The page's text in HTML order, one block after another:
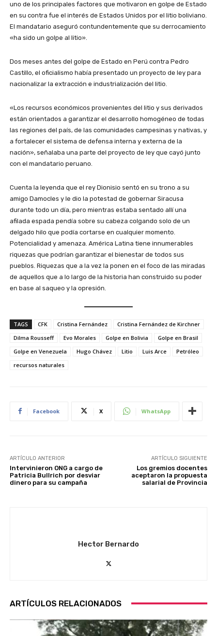
uno de los principales factores que motivaron en golpe de Estado
en su contra fue el interés de Estados Unidos por el litio boliviano.
El mandatario aseguró contundentemente que su derrocamiento
«ha sido un golpe al litio».
Dos meses antes del golpe de Estado en Perú contra Pedro
Castillo, el oficialismo había presentado un proyecto de ley para
nacionalizar la extracción e industrialización del litio.
«Los recursos económicos provenientes del litio y sus derivados
están orientados a garantizar el desarrollo homogéneo de todas
las regiones del país, de las comunidades campesinas y nativas, y
a fortalecer el sistema de defensa interna y externa de la
nación», señalaba una parte del proyecto de ley que cayó junto
con el mandatario peruano.
Cuenta la leyenda que el rey Dionisio sentó en su trono a su
amigo Damocles y le dio la potestad de gobernar Siracusa
durante todo un día, pero mientras estaba sentado allí una
afilada espada pendía sobre su cabeza colgando solo de un
delgado hilo que podía cortarse en cualquier momento.
Potencialidad y amenaza. América Latina tiene innumerables
riquezas que podrían garantizar el bienestar de todos sus
pueblos. Riquezas que a la vez la ponen en el foco de las miradas
de aquellos que a lo largo de la historia han construido su poder
en base al saqueo y la opresión.
TAGS CFK Cristina Fernández
Cristina Fernández de Kirchner
Dilma Rousseff
Evo Morales Golpe en Bolivia
Golpe en Brasil
Golpe en Venezuela
Hugo Chávez Litio Luis Arce
Petróleo
recursos naturales
Facebook X WhatsApp
ARTÍCULO ANTERIOR
Intervinieron ONG a cargo de
Patricia Bullrich por desviar
dinero para su campaña
ARTÍCULO SIGUIENTE
Los gremios docentes
aceptaron la propuesta
salarial de Provincia
Hector Bernardo
ARTÍCULOS RELACIONADOS